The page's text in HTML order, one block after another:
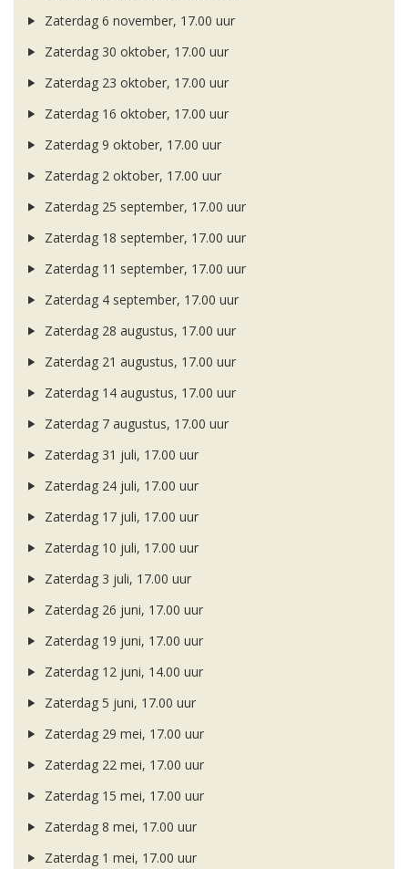
Zaterdag 6 november, 17.00 uur
Zaterdag 30 oktober, 17.00 uur
Zaterdag 23 oktober, 17.00 uur
Zaterdag 16 oktober, 17.00 uur
Zaterdag 9 oktober, 17.00 uur
Zaterdag 2 oktober, 17.00 uur
Zaterdag 25 september, 17.00 uur
Zaterdag 18 september, 17.00 uur
Zaterdag 11 september, 17.00 uur
Zaterdag 4 september, 17.00 uur
Zaterdag 28 augustus, 17.00 uur
Zaterdag 21 augustus, 17.00 uur
Zaterdag 14 augustus, 17.00 uur
Zaterdag 7 augustus, 17.00 uur
Zaterdag 31 juli, 17.00 uur
Zaterdag 24 juli, 17.00 uur
Zaterdag 17 juli, 17.00 uur
Zaterdag 10 juli, 17.00 uur
Zaterdag 3 juli, 17.00 uur
Zaterdag 26 juni, 17.00 uur
Zaterdag 19 juni, 17.00 uur
Zaterdag 12 juni, 14.00 uur
Zaterdag 5 juni, 17.00 uur
Zaterdag 29 mei, 17.00 uur
Zaterdag 22 mei, 17.00 uur
Zaterdag 15 mei, 17.00 uur
Zaterdag 8 mei, 17.00 uur
Zaterdag 1 mei, 17.00 uur